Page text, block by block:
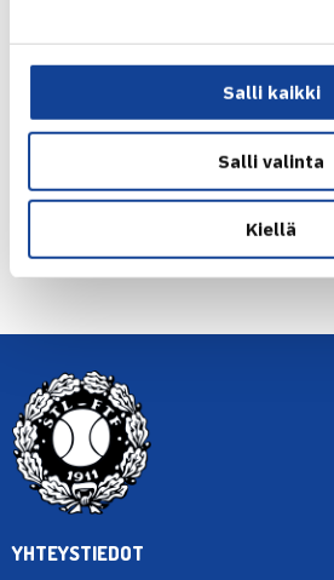
Salli kaikki
Salli valinta
Kiellä
Herkko
Jaa:
YHTEYSTIEDOT